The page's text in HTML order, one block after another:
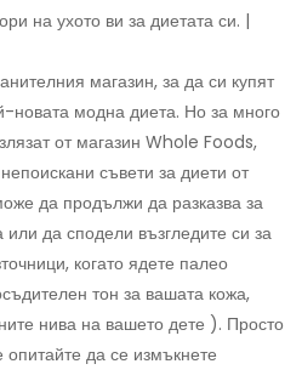
на ухото ви за диетата си. |
магазин, за да си купят
новата модна диета. Но за много
от магазин Whole Foods,
съвети за диети от
да продължи да разказва за
или да сподели възгледите си за
когато ядете палео
тон за вашата кожа,
нива на вашето дете ). Просто
да се измъкнете